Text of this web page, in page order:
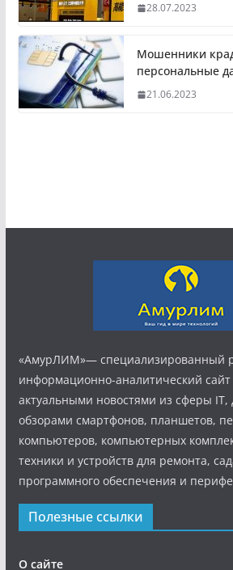
28.07.2023
Мошенники
персональные
21.06.2023
«АмурЛИМ»— специализированный
информационно-аналитический
актуальными новостями из сферы
обзорами смартфонов, планшетов,
компьютеров, компьютерных
техники и устройств для ремонта,
программного обеспечения и
Полезные ссылки
О сайте